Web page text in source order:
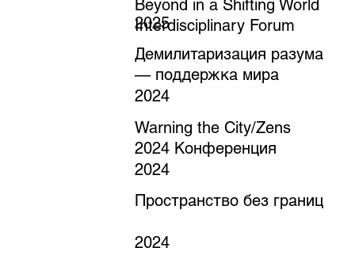
Beyond in a Shifting World
Interdisciplinary Forum
2025
Демилитаризация разума
— поддержка мира
2024
Warning the City/Zens
2024 Конференция
2024
Пространство без границ
2024